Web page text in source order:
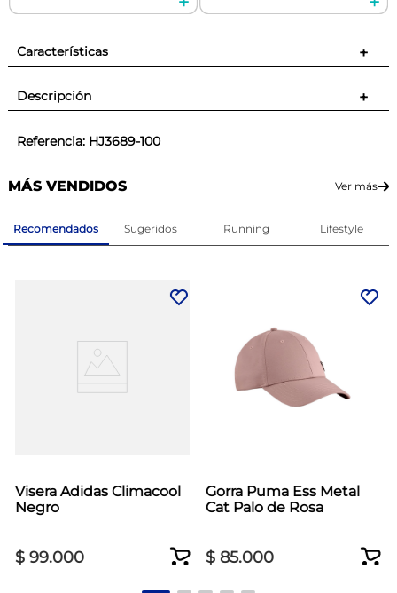
Características +
Descripción +
Referencia: HJ3689-100
MÁS VENDIDOS Ver más
Recomendados Sugeridos Running Lifestyle
Visera Adidas Climacool
Negro
$ 99.000
Gorra Puma Ess Metal
Cat Palo de Rosa
$ 85.000